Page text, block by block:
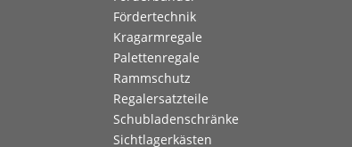
Fördertechnik
Kragarmregale
Palettenregale
Rammschutz
Regalersatzteile
Schubladenschränke
Sichtlagerkästen